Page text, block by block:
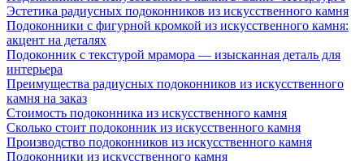
Эстетика радиусных подоконников из искусственного камня
Подоконники с фигурной кромкой из искусственного камня:
акцент на деталях
Подоконник с текстурой мрамора — изысканная деталь для
интерьера
Преимущества радиусных подоконников из искусственного
камня на заказ
Стоимость подоконника из искусственного камня
Сколько стоит подоконник из искусственного камня
Производство подоконников из искусственного камня
Подоконники из искусственного камня